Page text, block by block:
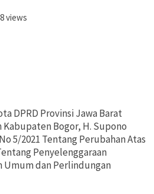
views
DPRD Provinsi Jawa Barat
Bogor, H. Supono
5/2021 Tentang Perubahan Atas
Penyelenggaraan
dan Perlindungan